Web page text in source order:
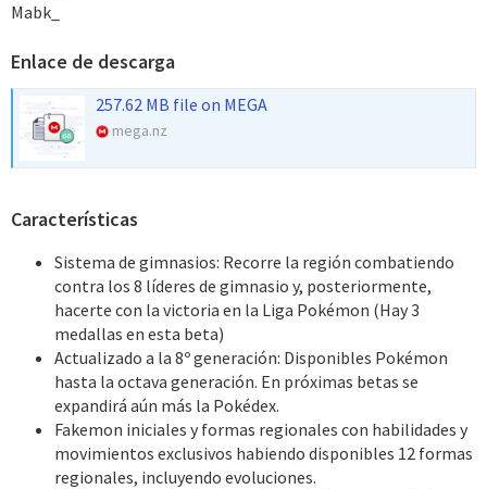
Mabk_
Enlace de descarga
257.62 MB file on MEGA
mega.nz
Características
Sistema de gimnasios: Recorre la región combatiendo
contra los 8 líderes de gimnasio y, posteriormente,
hacerte con la victoria en la Liga Pokémon (Hay 3
medallas en esta beta)
Actualizado a la 8º generación: Disponibles Pokémon
hasta la octava generación. En próximas betas se
expandirá aún más la Pokédex.
Fakemon iniciales y formas regionales con habilidades y
movimientos exclusivos habiendo disponibles 12 formas
regionales, incluyendo evoluciones.